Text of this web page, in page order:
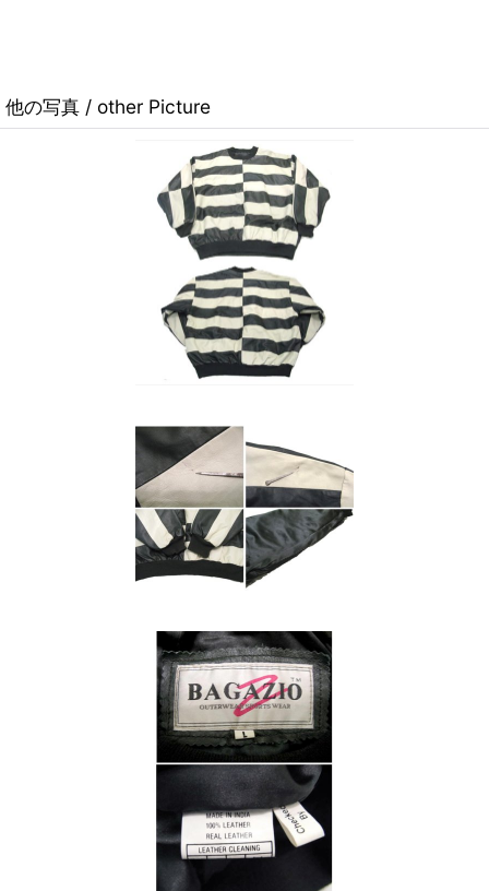
他の写真 / other Picture